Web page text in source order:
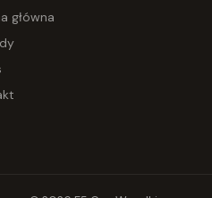
główna